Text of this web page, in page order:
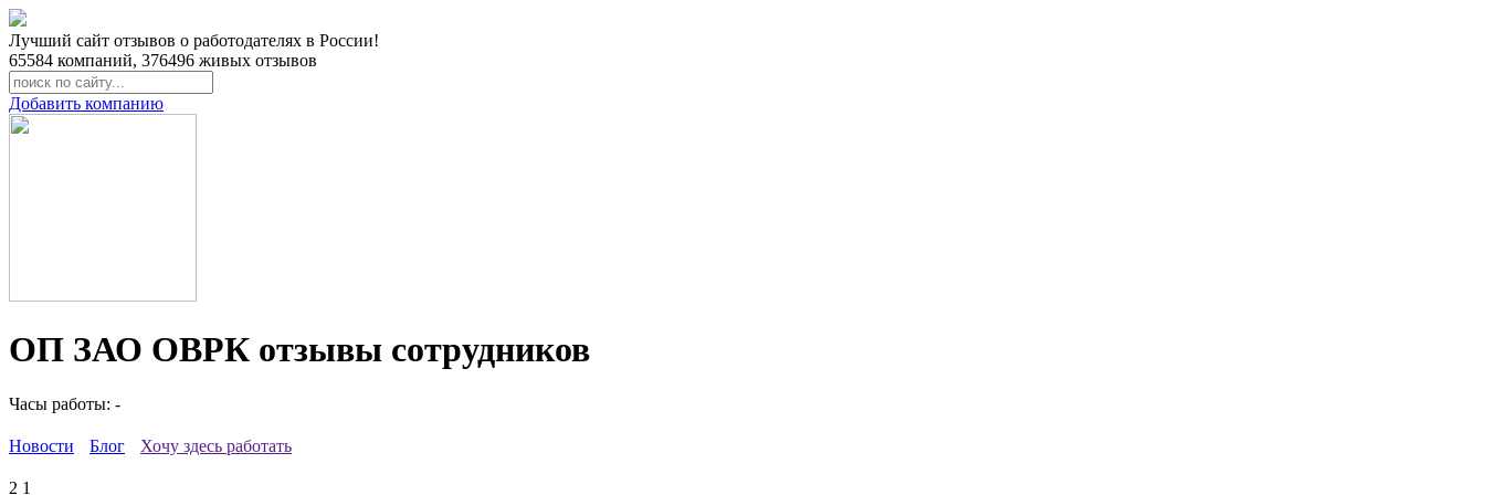
Лучший сайт отзывов о работодателях в России!
65584 компаний, 376496 живых отзывов
Добавить компанию
ОП ЗАО ОВРК отзывы сотрудников
Часы работы: -
Новости Блог Хочу здесь работать
2 1